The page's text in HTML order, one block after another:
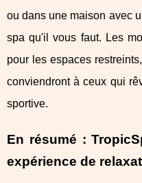
ou dans une maison avec
spa qu'il vous faut. Les
pour les espaces
conviendront à ceux qui
sportive.
En résumé :
expérience de